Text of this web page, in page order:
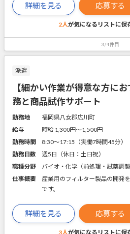
詳細を見る 応募する
2人が気になるリストに保
3/4件目
派遣
【細かい作業が得意な方に
務と商品試作サポート
勤務地
福岡県八女郡広川町
給与
時給 1,300円〜1,500円
勤務時間
8:30～17:15（実働7時間45分）
勤務日数
週5日（休日：土日祝）
職種分野
バイオ・化学（前処理・試薬調
仕事概要
産業用のフィルター製品の開発
です。
詳細を見る 応募する
3人が気になるリストに保